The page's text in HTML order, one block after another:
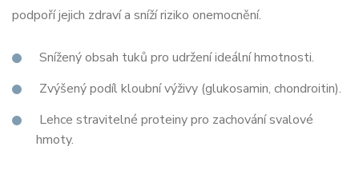
podpoří jejich zdraví a sníží riziko onemocnění.
Snížený obsah tuků pro udržení ideální hmotnosti.
Zvýšený podíl kloubní výživy (glukosamin, chondroitin).
Lehce stravitelné proteiny pro zachování svalové
hmoty.